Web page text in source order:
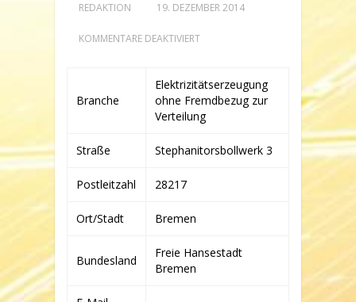
REDAKTION 19. DEZEMBER 2014
KOMMENTARE DEAKTIVIERTFÜR
&
CO.
BETRIEBS
KG
Branche
Elektrizitätserzeugung
ohne Fremdbezug zur
Verteilung
Straße Stephanitorsbollwerk 3
Postleitzahl 28217
Ort/Stadt Bremen
Bundesland
Freie Hansestadt
Bremen